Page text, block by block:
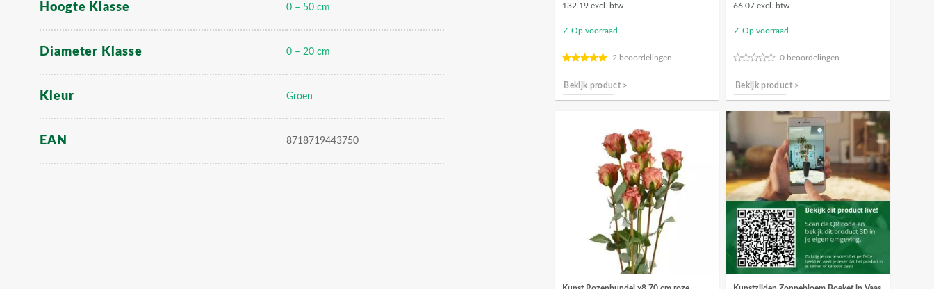
Hoogte Klasse 0 – 50 cm
Diameter Klasse 0 – 20 cm
Kleur Groen
EAN 8718719443750
132.19 excl. btw
✓ Op voorraad
2 beoordelingen
Bekijk product >
66.07 excl. btw
✓ Op voorraad
0 beoordelingen
Bekijk product >